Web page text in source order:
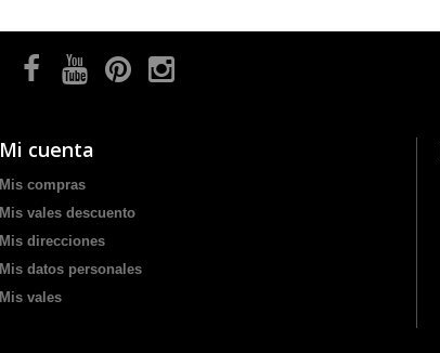
Mi cuenta
Mis compras
Mis vales descuento
Mis direcciones
Mis datos personales
Mis vales